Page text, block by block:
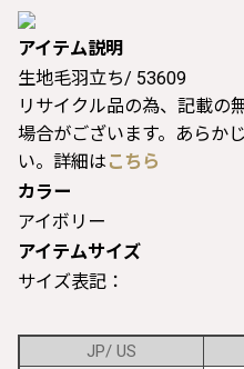
アイテム説明
生地毛羽立ち/ 53609
リサイクル品の為、記載の
場合がございます。あらか
い。詳細は こちら
カラー
アイボリー
アイテムサイズ
サイズ表記：
JP/ US